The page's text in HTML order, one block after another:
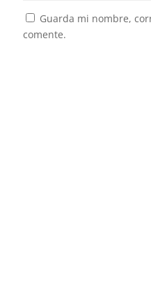
Guarda mi nombre,
comente.